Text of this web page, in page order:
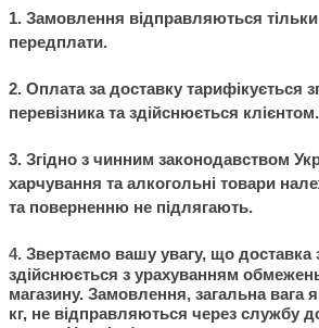
1. Замовлення відправляються тільки
передплати.
2. Оплата за доставку тарифікується
перевізника та здійснюється клієнтом.
3. Згідно з чинним законодавством
харчування та алкогольні товари
та поверненню не підлягають.
4. Звертаємо вашу увагу, що доставка
здійснюється з урахуванням
магазину. Замовлення, загальна вага
кг, не відправляються через службу